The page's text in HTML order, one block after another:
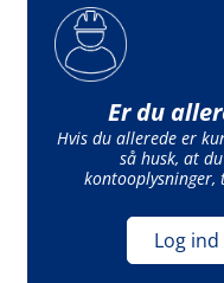
Er du
Hvis du allerede er
så husk, at
kontooplysninger,
Log ind